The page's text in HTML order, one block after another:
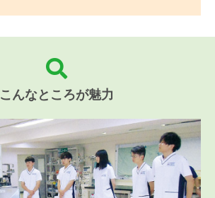
こんなところが魅力